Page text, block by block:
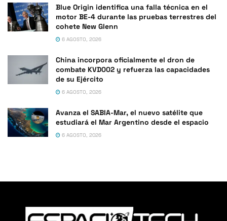
Blue Origin identifica una falla técnica en el
motor BE-4 durante las pruebas terrestres del
cohete New Glenn
6 AGOSTO, 2026
China incorpora oficialmente el dron de
combate KVD002 y refuerza las capacidades
de su Ejército
6 AGOSTO, 2026
Avanza el SABIA-Mar, el nuevo satélite que
estudiará el Mar Argentino desde el espacio
6 AGOSTO, 2026